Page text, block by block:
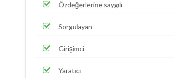
Özdeğerlerine saygılı
Sorgulayan
Girişimci
Yaratıcı